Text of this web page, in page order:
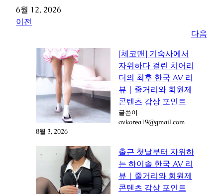
6월 12, 2026
이전
다음
[체코맨] 기숙사에서
자위하다 걸린 치어리
더의 최후 한국 AV 리
뷰｜줄거리와 회원제
콘텐츠 감상 포인트
글쓴이
avkorea19@gmail.com
8월 3, 2026
출근 첫날부터 자위하
는 하이솔 한국 AV 리
뷰｜줄거리와 회원제
콘텐츠 감상 포인트